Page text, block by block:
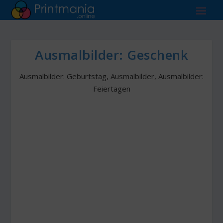
Ausmalbilder: Geschenk
Ausmalbilder: Geburtstag, Ausmalbilder, Ausmalbilder:
Feiertagen